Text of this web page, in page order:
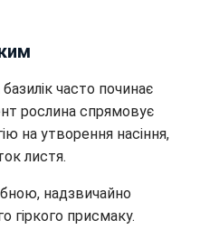
часто починає
рослина спрямовує
на утворення насіння,
листя.
надзвичайно
гіркого присмаку.